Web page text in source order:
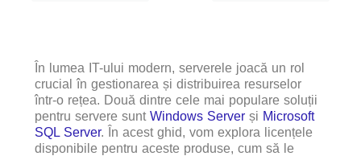
În lumea IT-ului modern, serverele joacă un rol
crucial în gestionarea și distribuirea resurselor
într-o rețea. Două dintre cele mai populare soluții
pentru servere sunt Windows Server și Microsoft
SQL Server. În acest ghid, vom explora licențele
disponibile pentru aceste produse, cum să le